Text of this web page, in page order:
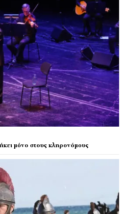
μόνο στους κληρονόμους